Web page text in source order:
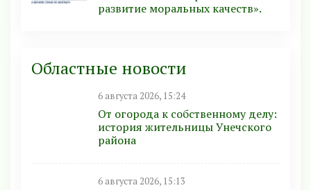
развитие моральных качеств».
Областные новости
6 августа 2026, 15:24
От огорода к собственному делу:
история жительницы Унечского
района
6 августа 2026, 15:13